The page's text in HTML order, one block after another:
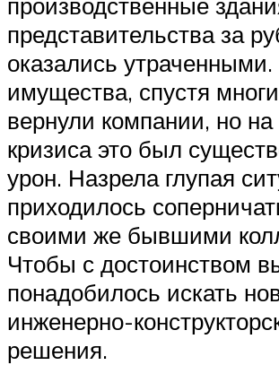
представительства за
оказались утраченными.
имущества, спустя
вернули компании, но
кризиса это был
урон. Назрела глупая
приходилось
своими же бывшими
Чтобы с достоинством
понадобилось искать
инженерно-
решения.